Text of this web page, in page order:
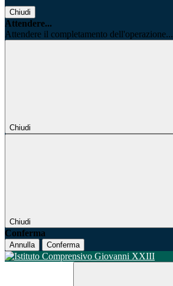
Chiudi
Attendere...
Attendere il completamento dell'operazione...
Chiudi
Chiudi
Conferma
Annulla Conferma